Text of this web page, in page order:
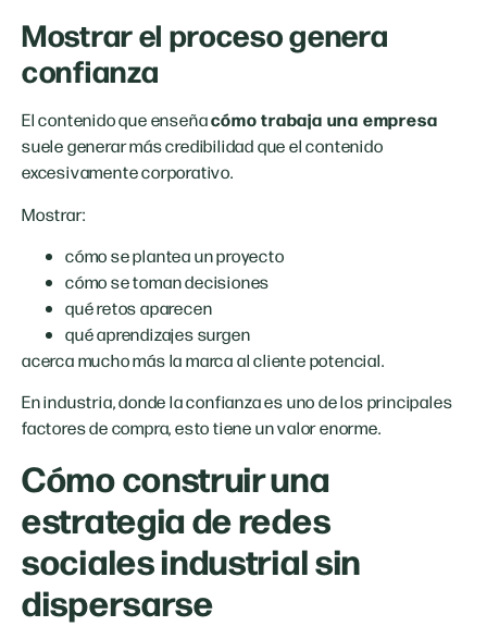
Mostrar el proceso genera
confianza
El contenido que enseñacómo trabaja una empresa
suele generar más credibilidad que el contenido
excesivamente corporativo.
Mostrar:
cómo se plantea un proyecto
cómo se toman decisiones
qué retos aparecen
qué aprendizajes surgen
acerca mucho más la marca al cliente potencial.
En industria, donde la confianza es uno de los principales
factores de compra, esto tiene un valor enorme.
Cómo construir una
estrategia de redes
sociales industrial sin
dispersarse